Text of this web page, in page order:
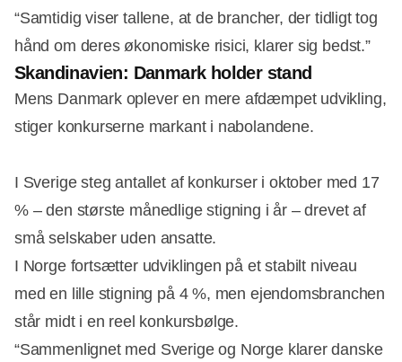
“Samtidig viser tallene, at de brancher, der tidligt tog
hånd om deres økonomiske risici, klarer sig bedst.”
Skandinavien: Danmark holder stand
Mens Danmark oplever en mere afdæmpet udvikling,
stiger konkurserne markant i nabolandene.
I Sverige steg antallet af konkurser i oktober med 17
% – den største månedlige stigning i år – drevet af
små selskaber uden ansatte.
I Norge fortsætter udviklingen på et stabilt niveau
med en lille stigning på 4 %, men ejendomsbranchen
står midt i en reel konkursbølge.
“Sammenlignet med Sverige og Norge klarer danske